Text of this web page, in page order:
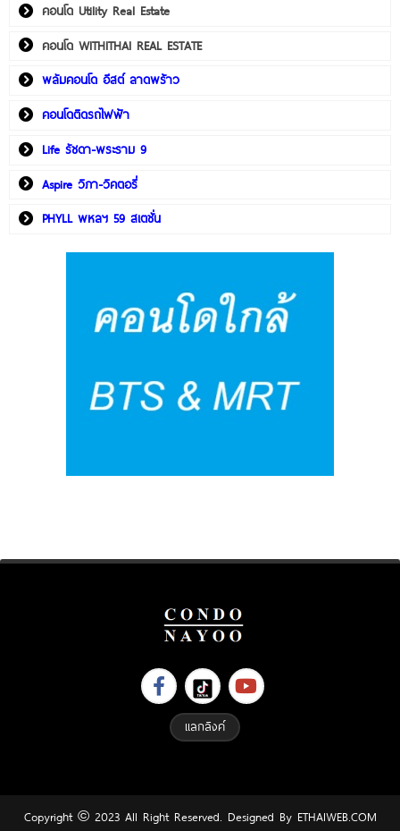
คอนโด Utility Real Estate
คอนโด WITHITHAI REAL ESTATE
พลัมคอนโด อีสต์ ลาดพร้าว
คอนโดติดรถไฟฟ้า
Life รัชดา-พระราม 9
Aspire วิภา-วิคตอรี่
PHYLL พหลฯ 59 สเตชั่น
แลกลิงค์
Copyright © 2023 All Right Reserved. Designed By ETHAIWEB.COM